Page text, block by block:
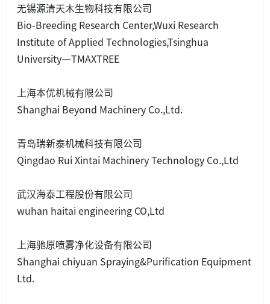
无锡源清天木生物科技有限公司
Bio-Breeding Research Center,Wuxi Research
Institute of Applied Technologies,Tsinghua
University—TMAXTREE
上海本优机械有限公司
Shanghai Beyond Machinery Co.,Ltd.
青岛瑞新泰机械科技有限公司
Qingdao Rui Xintai Machinery Technology Co.,Ltd
武汉海泰工程股份有限公司
wuhan haitai engineering CO,Ltd
上海驰原喷雾净化设备有限公司
Shanghai chiyuan Spraying&Purification Equipment
Ltd.